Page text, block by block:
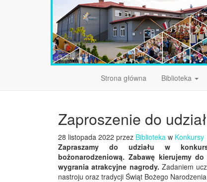
Strona główna Biblioteka
Zaproszenie do
28 listopada 2022 przez Biblioteka w Konkursy
Zapraszamy do udziału w
bożonarodzeniową. Zabawę kierujemy
wygrania atrakcyjne nagrody. Zadaniem
nastroju oraz tradycji Świąt Bożego